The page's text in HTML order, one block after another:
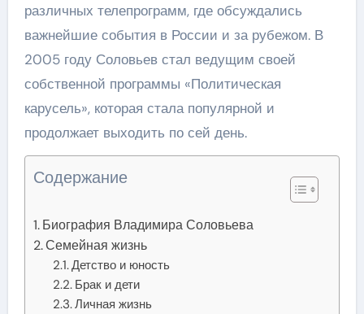
различных телепрограмм, где обсуждались
важнейшие события в России и за рубежом. В
2005 году Соловьев стал ведущим своей
собственной программы «Политическая
карусель», которая стала популярной и
продолжает выходить по сей день.
Содержание
Биография Владимира Соловьева
Семейная жизнь
Детство и юность
Брак и дети
Личная жизнь